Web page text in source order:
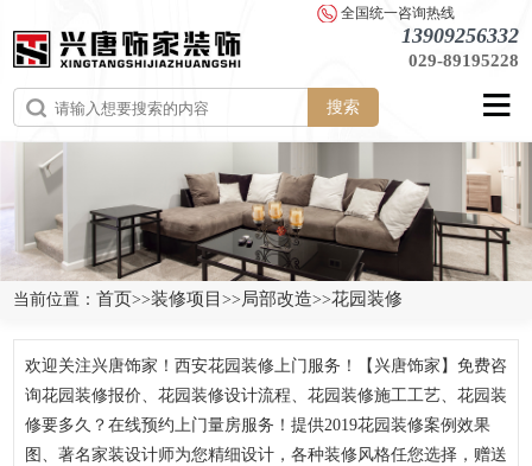
全国统一咨询热线
13909256332
029-89195228
搜索
当前位置：首页>>装修项目>> 局部改造>>花园装修
欢迎关注兴唐饰家！西安花园装修上门服务！【兴唐饰家】免费咨
询花园装修报价、花园装修设计流程、花园装修施工工艺、花园装
修要多久？在线预约上门量房服务！提供2019花园装修案例效果
图、著名家装设计师为您精细设计，各种装修风格任您选择，赠送